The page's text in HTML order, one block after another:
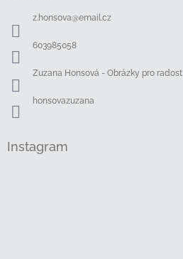
z.honsova@email.cz
603985058
Zuzana Honsová - Obrázky pro radost
honsovazuzana
Instagram